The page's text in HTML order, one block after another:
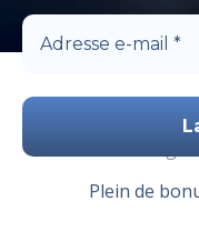
Plein de
© 2026